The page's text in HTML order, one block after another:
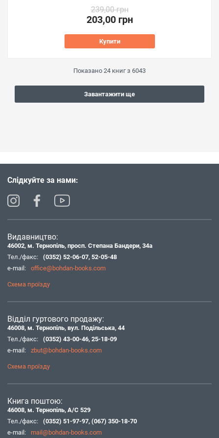
239,00 грн
203,00 грн
Купити
Показано 24 книг з 6043
Завантажити ще
Слідкуйте за нами:
Видавництво:
46002, м. Тернопіль, просп. Степана Бандери, 34а
Тел./факс:
(0352) 52-06-07, 52-05-48
e-mail:
office@bohdan-books.com
Схема проїзду
Відділ гуртового продажу:
46008, м. Тернопіль, вул. Подільська, 44
Тел./факс:
(0352) 43-00-46, 25-18-09
e-mail:
zbut@bohdan-books.com
Схема проїзду
Книга поштою:
46008, м. Тернопіль, А/С 529
Тел./факс:
(0352) 51-97-97, (067) 350-18-70
e-mail:
mail@bohdan-books.com